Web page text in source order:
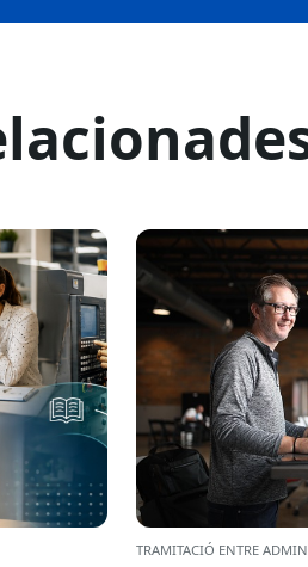
TRAMITACIÓ ENTRE